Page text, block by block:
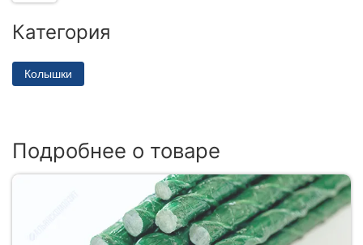
Категория
Колышки
Подробнее о товаре